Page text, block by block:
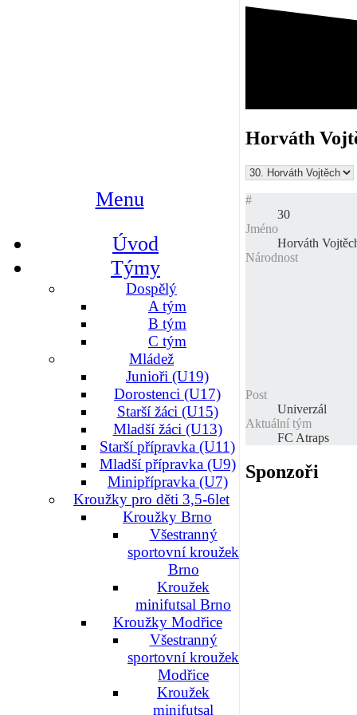
Menu
Úvod
Týmy
Dospělý
A tým
B tým
C tým
Mládež
Junioři (U19)
Dorostenci (U17)
Starší žáci (U15)
Mladší žáci (U13)
Starší přípravka (U11)
Mladší přípravka (U9)
Minipřípravka (U7)
Kroužky pro děti 3,5-6let
Kroužky Brno
Všestranný
sportovní kroužek
Brno
Kroužek
minifutsal Brno
Kroužky Modřice
Všestranný
sportovní kroužek
Modřice
Kroužek
minifutsal
Horváth
#
30
Jméno
Horváth
Národnost
Post
Univerzál
Aktuální tým
FC Atraps
Sponzoři